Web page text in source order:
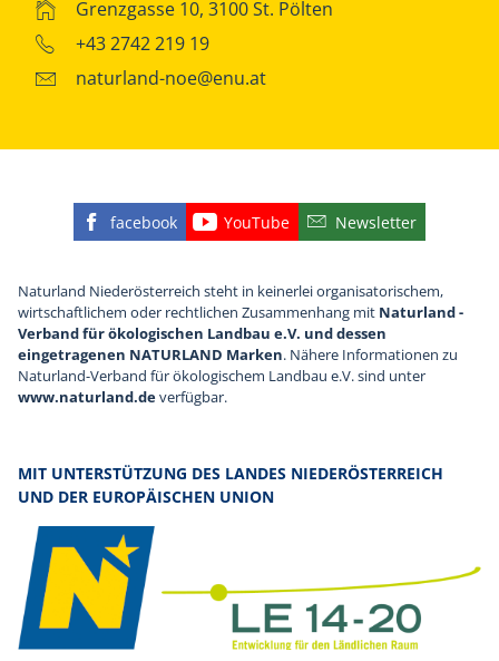
Grenzgasse 10, 3100 St. Pölten
+43 2742 219 19
naturland-noe@enu.at
Finden Sie die eNu auf Facebook
facebook Besuchen Sie den
YouTube Abonnieren Sie
Newsletter
Naturland Niederösterreich steht in keinerlei organisatorischem,
wirtschaftlichem oder rechtlichen Zusammenhang mit Naturland -
Verband für ökologischen Landbau e.V. und dessen
eingetragenen NATURLAND Marken. Nähere Informationen zu
Naturland-Verband für ökologischem Landbau e.V. sind unter
www.naturland.deverfügbar.
MIT UNTERSTÜTZUNG DES LANDES NIEDERÖSTERREICH
UND DER EUROPÄISCHEN UNION